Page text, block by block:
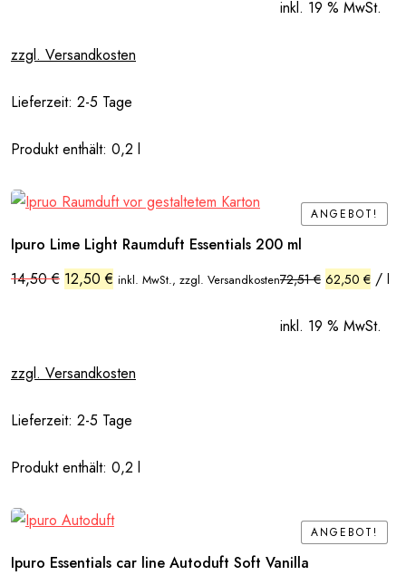
inkl. 19 % MwSt.
zzgl. Versandkosten
Lieferzeit: 2-5 Tage
Produkt enthält: 0,2 l
ANGEBOT!
ANGEBOT!
Ipuro Lime Light Raumduft Essentials 200 ml
14,50€ Ursprünglicher
Preis
12,50€ Aktueller
Preis
inkl. MwSt., zzgl. Versandkosten72,51€ 62,50 € / l
inkl. 19 % MwSt.
zzgl. Versandkosten
Lieferzeit: 2-5 Tage
Produkt enthält: 0,2 l
ANGEBOT!
ANGEBOT!
Ipuro Essentials car line Autoduft Soft Vanilla